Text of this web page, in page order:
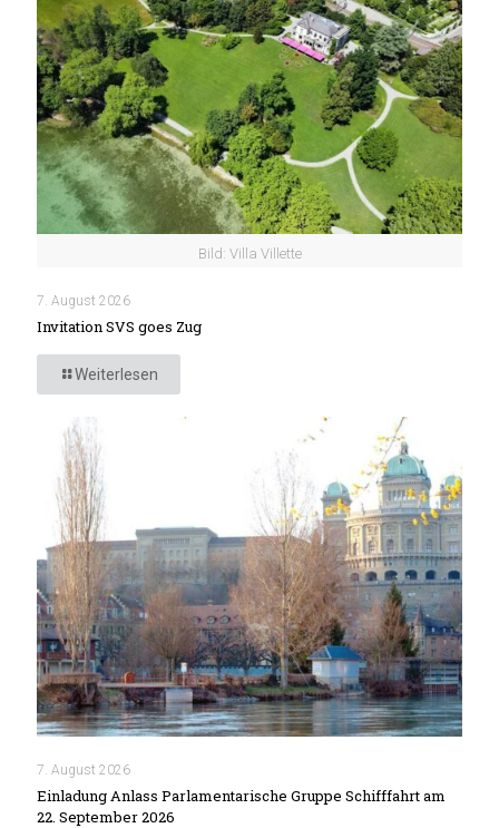
Bild: Villa Villette
7. August 2026
Invitation SVS goes Zug
Weiterlesen
7. August 2026
Einladung Anlass Parlamentarische Gruppe Schifffahrt am
22. September 2026